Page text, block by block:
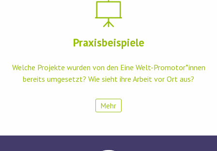
Praxisbeispiele
Welche Projekte wurden von den Eine Welt-Promotor*innen
bereits umgesetzt? Wie sieht ihre Arbeit vor Ort aus?
Mehr